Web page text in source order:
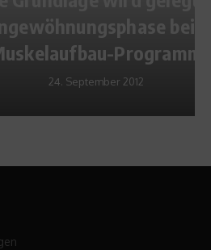
beim
Programm
September 2012